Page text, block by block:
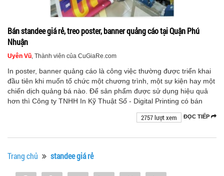
Bán standee giá rẻ, treo poster, banner quảng cáo tại Quận Phú
Nhuận
Uyên Vũ, Thành viên của CuGiaRe.com
In poster, banner quảng cáo là công việc thường được triển khai
đầu tiên khi muốn tổ chức một chương trình, một sự kiện hay một
chiến dịch quảng bá nào. Để sản phẩm được sử dụng hiệu quả
hơn thì Công ty TNHH In Kỹ Thuật Số - Digital Printing có bán
ĐỌC TIẾP
2757 lượt xem
Trang chủ standee giá rẻ